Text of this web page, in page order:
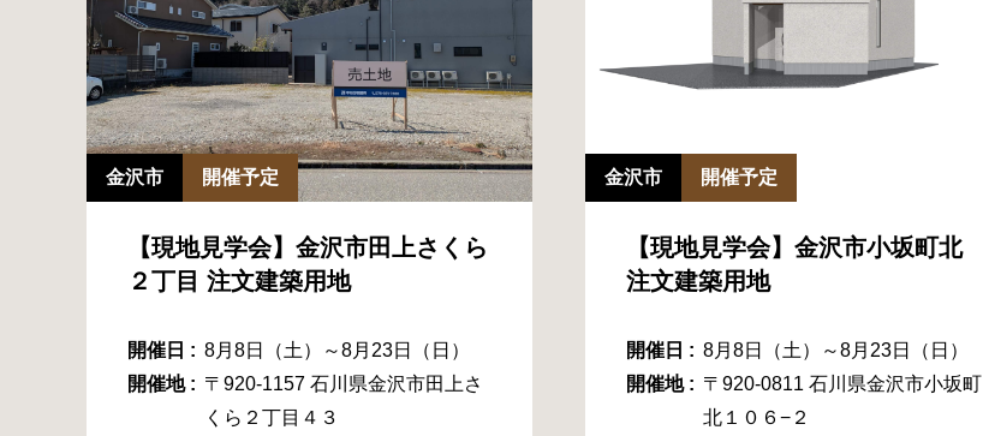
金沢市 開催予定
【現地見学会】金沢市田上さくら
２丁目 注文建築用地
開催日 : 8月8日（土）～8月23日（日）
開催地 : 〒920-1157 石川県金沢市田上さ
くら２丁目４３
金沢市 開催予定
【現地見学会】金沢市小坂町北
注文建築用地
開催日 : 8月8日（土）～8月23日（日）
開催地 : 〒920-0811 石川県金沢市小坂町
北１０６−２